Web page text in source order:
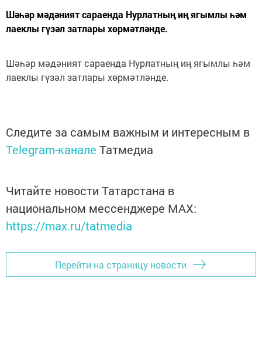
Шәһәр мәдәният сараенда Нурлатның иң ягымлы һәм
лаеклы гүзәл затлары хөрмәтләнде.
Шәһәр мәдәният сараенда Нурлатның иң ягымлы һәм
лаеклы гүзәл затлары хөрмәтләнде.
Следите за самым важным и интересным в
Telegram-канале Татмедиа
Читайте новости Татарстана в
национальном мессенджере MАХ:
https://max.ru/tatmedia
Перейти на страницу новости